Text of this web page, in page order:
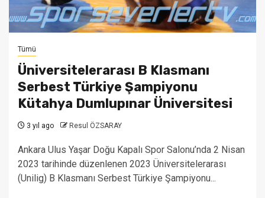
Tümü
Üniversitelerarası B Klasmanı
Serbest Türkiye Şampiyonu
Kütahya Dumlupınar Üniversitesi
3 yıl ago Resul ÖZSARAY
Ankara Ulus Yaşar Doğu Kapalı Spor Salonu’nda 2 Nisan
2023 tarihinde düzenlenen 2023 Üniversitelerarası
(Unilig) B Klasmanı Serbest Türkiye Şampiyonu...